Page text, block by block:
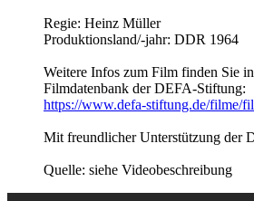
Regie: Heinz Müller
Produktionsland/-jahr: DDR 1964
Weitere Infos zum Film finden Sie
Filmdatenbank der DEFA-Stiftung:
https://www.defa-stiftung.de/filme/
Mit freundlicher Unterstützung der
Quelle: siehe Videobeschreibung